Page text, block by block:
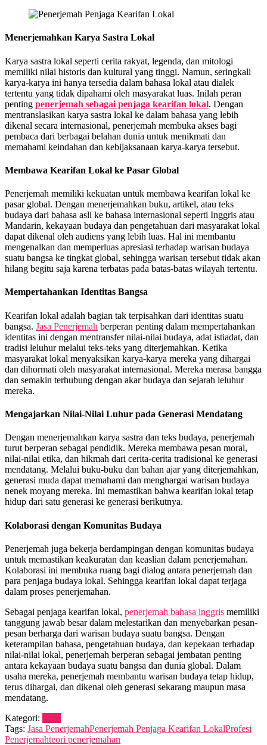
Menerjemahkan Karya Sastra Lokal
Karya sastra lokal seperti cerita rakyat, legenda, dan mitologi
memiliki nilai historis dan kultural yang tinggi. Namun, seringkali
karya-karya ini hanya tersedia dalam bahasa lokal atau dialek
tertentu yang tidak dipahami oleh masyarakat luas. Inilah peran
penting penerjemah sebagai penjaga kearifan lokal. Dengan
mentranslasikan karya sastra lokal ke dalam bahasa yang lebih
dikenal secara internasional, penerjemah membuka akses bagi
pembaca dari berbagai belahan dunia untuk menikmati dan
memahami keindahan dan kebijaksanaan karya-karya tersebut.
Membawa Kearifan Lokal ke Pasar Global
Penerjemah memiliki kekuatan untuk membawa kearifan lokal ke
pasar global. Dengan menerjemahkan buku, artikel, atau teks
budaya dari bahasa asli ke bahasa internasional seperti Inggris atau
Mandarin, kekayaan budaya dan pengetahuan dari masyarakat lokal
dapat dikenal oleh audiens yang lebih luas. Hal ini membantu
mengenalkan dan memperluas apresiasi terhadap warisan budaya
suatu bangsa ke tingkat global, sehingga warisan tersebut tidak akan
hilang begitu saja karena terbatas pada batas-batas wilayah tertentu.
Mempertahankan Identitas Bangsa
Kearifan lokal adalah bagian tak terpisahkan dari identitas suatu
bangsa. Jasa Penerjemah berperan penting dalam mempertahankan
identitas ini dengan mentransfer nilai-nilai budaya, adat istiadat, dan
tradisi leluhur melalui teks-teks yang diterjemahkan. Ketika
masyarakat lokal menyaksikan karya-karya mereka yang dihargai
dan dihormati oleh masyarakat internasional. Mereka merasa bangga
dan semakin terhubung dengan akar budaya dan sejarah leluhur
mereka.
Mengajarkan Nilai-Nilai Luhur pada Generasi Mendatang
Dengan menerjemahkan karya sastra dan teks budaya, penerjemah
turut berperan sebagai pendidik. Mereka membawa pesan moral,
nilai-nilai etika, dan hikmah dari cerita-cerita tradisional ke generasi
mendatang. Melalui buku-buku dan bahan ajar yang diterjemahkan,
generasi muda dapat memahami dan menghargai warisan budaya
nenek moyang mereka. Ini memastikan bahwa kearifan lokal tetap
hidup dari satu generasi ke generasi berikutnya.
Kolaborasi dengan Komunitas Budaya
Penerjemah juga bekerja berdampingan dengan komunitas budaya
untuk memastikan keakuratan dan keaslian dalam penerjemahan.
Kolaborasi ini membuka ruang bagi dialog antara penerjemah dan
para penjaga budaya lokal. Sehingga kearifan lokal dapat terjaga
dalam proses penerjemahan.
Sebagai penjaga kearifan lokal, penerjemah bahasa inggris memiliki
tanggung jawab besar dalam melestarikan dan menyebarkan pesan-
pesan berharga dari warisan budaya suatu bangsa. Dengan
keterampilan bahasa, pengetahuan budaya, dan kepekaan terhadap
nilai-nilai lokal, penerjemah berperan sebagai jembatan penting
antara kekayaan budaya suatu bangsa dan dunia global. Dalam
usaha mereka, penerjemah membantu warisan budaya tetap hidup,
terus dihargai, dan dikenal oleh generasi sekarang maupun masa
mendatang.
Kategori:
Tags: Jasa PenerjemahPenerjemah Penjaga Kearifan LokalProfesi
Penerjemahteori penerjemahan